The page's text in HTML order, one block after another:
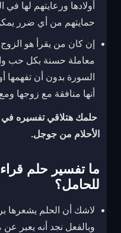
أولادها ورعايتهم لها
حمايتهم من أي ضرر
إن كان من يقرأ هو
معاملة حسنة بكل حب
السورة بدون أن تفهمها
أنها منافقة مع زوجها
حلمك هتلاقي تفسيره
الأحلام من جوجل.
ما تفسير حلم
للحامل؟
لاشك أن الحلم يشعرها
وبالفعل نجد أنه يعبر